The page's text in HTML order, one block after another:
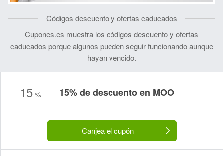
Códigos descuento y ofertas caducados
Cupones.es muestra los códigos descuento y ofertas
caducados porque algunos pueden seguir funcionando aunque
hayan vencido.
15 % 15% de descuento en MOO
Canjea el cupón